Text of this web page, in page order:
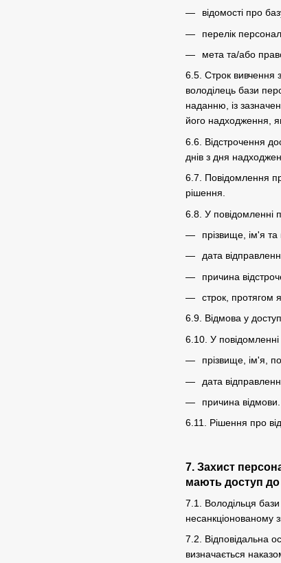
відомості про
перелік
мета та/або
6.5. Строк вивчення
володілець бази
наданню, із
його надходження,
6.6. Відстрочення
днів з дня
6.7. Повідомлення
рішення.
6.8. У повідомленні
прізвище, ім'я та
дата
причина
строк, протягом
6.9. Відмова у
6.10. У
прізвище, ім'я,
дата
причина відмови.
6.11. Рішення про
7. Захист
мають доступ до
7.1. Володільця
несанкціонованому
7.2. Відповідальна
визначається